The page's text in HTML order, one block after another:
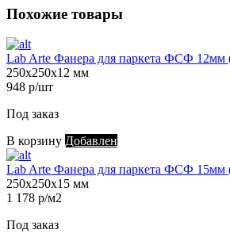
Похожие товары
Lab Arte Фанера для паркета ФСФ 12мм
250х250х12 мм
948 р/шт
Под заказ
В корзину Добавлен
Lab Arte Фанера для паркета ФСФ 15мм
250х250х15 мм
1 178 р/м2
Под заказ